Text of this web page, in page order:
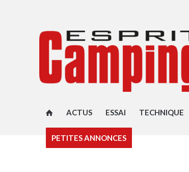
ACTUS ESSAI TECHNIQUE
PETITES ANNONCES